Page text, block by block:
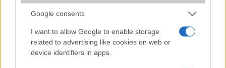
Google consents
I want to allow Google to enable storage
related to advertising like cookies on web or
device identifiers in apps.
Számos népszerű Samsung Galaxy készülék kimarad a One
UI 9 frissítésből – itt a lista az érintett modellekről
iPhone 18 bemutató dátum - ekkor rántja le a leplet az
Apple az új csúcsmobilokról